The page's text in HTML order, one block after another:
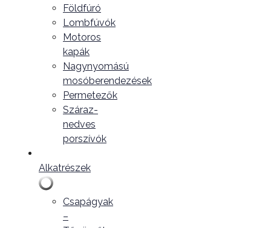
Földfúró
Lombfúvók
Motoros
kapák
Nagynyomású
mosóberendezések
Permetezők
Száraz-
nedves
porszívók
Alkatrészek
Csapágyak
–